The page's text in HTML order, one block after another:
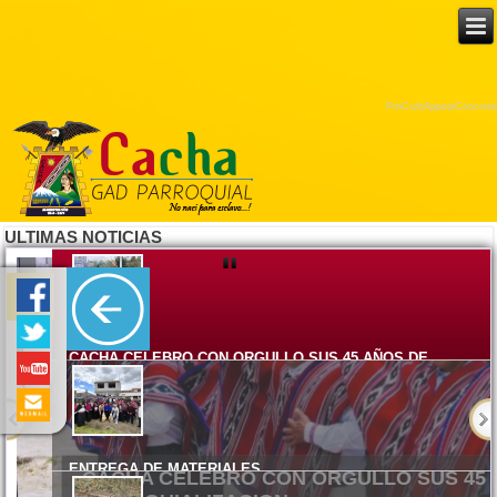
ProCurbAppealConcrete
ULTIMAS NOTICIAS
ENTREGA DE MATERIALES
El Gobierno Autónomo Descentralizado Parroquial Rural de
CACHA CELEBRO CON ORGULLO SUS 45 AÑOS DE
PARROQUIALIZACION
Lunes, 08 Junio 2026 15:17
ENTREGA DE MATERIALES
Viernes, 05 Junio 2026 14:58